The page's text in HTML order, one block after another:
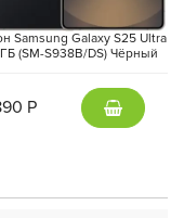
Samsung Galaxy S25 Ultra
(SM-S938B/DS) Чёрный
Р